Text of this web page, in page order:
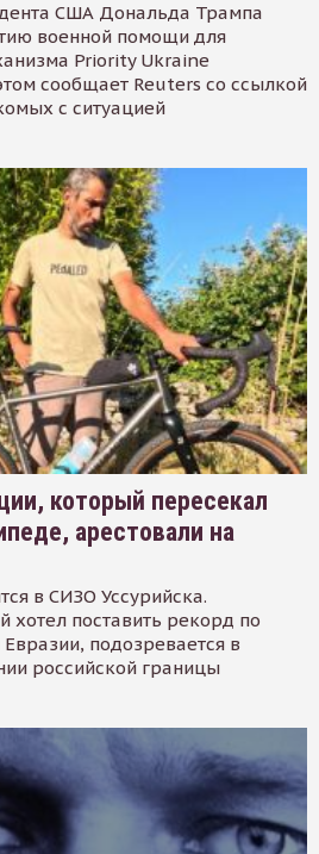
США Дональда Трампа
военной помощи для
Priority Ukraine
сообщает Reuters со ссылкой
с ситуацией
который пересекал
арестовали на
в СИЗО Уссурийска.
хотел поставить рекорд по
подозревается в
российской границы